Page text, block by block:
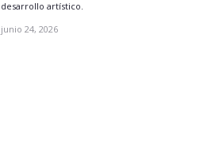
desarrollo artístico.
junio 24, 2026